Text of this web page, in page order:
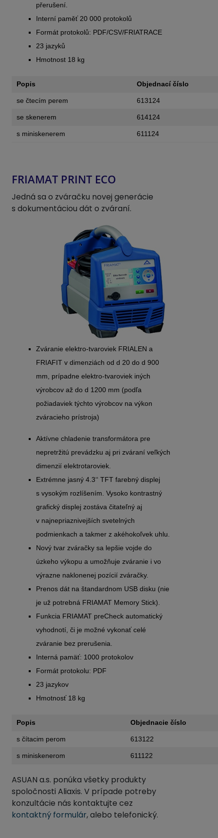
přerušení.
Interní paměť 20 000 protokolů
Formát protokolů: PDF/CSV/FRIATRACE
23 jazyků
Hmotnost 18 kg
Popis Objednací číslo
se čtecím perem 613124
se skenerem 614124
s miniskenerem 611124
FRIAMAT PRINT ECO
Jedná sa o zváračku novej generácie
s dokumentáciou dát o zváraní.
Zváranie elektro-tvaroviek FRIALEN a
FRIAFIT v dimenziách od d 20 do d 900
mm, prípadne elektro-tvaroviek iných
výrobcov až do d 1200 mm (podľa
požiadaviek týchto výrobcov na výkon
zváracieho prístroja)
Aktívne chladenie transformátora pre
nepretržitú prevádzku aj pri zváraní veľkých
dimenzií elektrotaroviek.
Extrémne jasný 4.3‘‘ TFT farebný displej
s vysokým rozlíšením. Vysoko kontrastný
grafický displej zostáva čitateľný aj
v najnepriaznivejších svetelných
podmienkach a takmer z akéhokoľvek uhlu.
Nový tvar zváračky sa lepšie vojde do
úzkeho výkopu a umožňuje zváranie i vo
výrazne naklonenej pozícií zváračky.
Prenos dát na štandardnom USB disku (nie
je už potrebná FRIAMAT Memory Stick).
Funkcia FRIAMAT preCheck automatický
vyhodnotí, či je možné vykonať celé
zváranie bez prerušenia.
Interná pamäť: 1000 protokolov
Formát protokolu: PDF
23 jazykov
Hmotnosť 18 kg
Popis Objednacie číslo
s čítacim perom 613122
s miniskenerom 611122
ASUAN a.s. ponúka všetky produkty
spoločnosti Aliaxis. V prípade potreby
konzultácie nás kontaktujte cez
kontaktný formulár, alebo telefonický.